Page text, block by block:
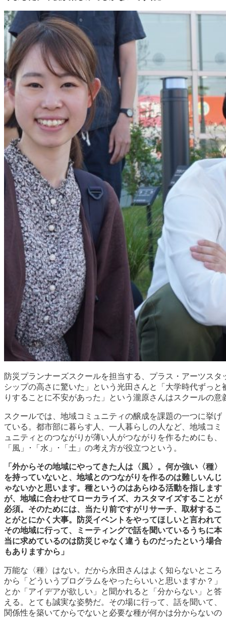
防災プランナーズスクールを担当する、プラス・アーツス
シップの高さに驚いた」という光田さんと「大学時代ずっ
りすることに不安があった」という瀧原さんはスクールの
スクールでは、地域コミュニティの醸成を課題の一つに挙げ
ている。都市部に暮らす人、一人暮らしの人など、地域コミ
ュニティとのつながりが薄い人がつながりを作るためにも、
「風」･「水」･「土」の考え方が役立つという。
「外からその地域にやってきた人は〈風〉。何か強い〈種〉
を持っていないと、地域とのつながりを作るのは難しいんじ
ゃないかと思います。種というのはあらゆる活動を指します
が、地域に合わせてローカライズ、カスタマイズすることが
必須。そのためには、当たり前ですがリサーチ、取材するこ
とがとにかく大事。防災イベントをやってほしいと言われて
その地域に行って、ミーティングで話を聞いているうちに本
当に求めているのは防災じゃなく違うものだったという場合
もありますから」
万能な〈種〉はない。だから永田さんはよく知らないところ
から「どういうプログラムをやったらいいと思いますか？」
とか「アイデアが欲しい」と聞かれると「分からない」と答
える。とても誠実な姿勢だ。その場に行って、話を聞いて、
関係性を築いてからでないと必要な種が何かは分からないの